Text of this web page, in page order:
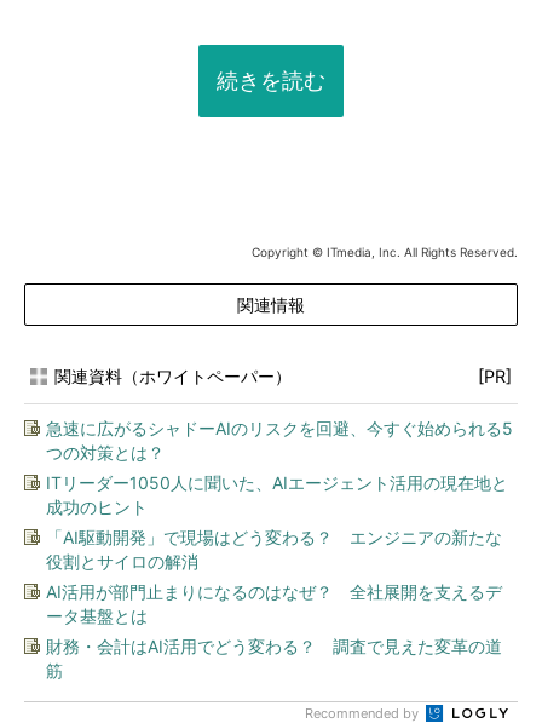
続きを読む
Copyright © ITmedia, Inc. All Rights Reserved.
関連情報
関連資料（ホワイトペーパー） [PR]
急速に広がるシャドーAIのリスクを回避、今すぐ始められる5
つの対策とは？
ITリーダー1050人に聞いた、AIエージェント活用の現在地と
成功のヒント
「AI駆動開発」で現場はどう変わる？ エンジニアの新たな
役割とサイロの解消
AI活用が部門止まりになるのはなぜ？ 全社展開を支えるデ
ータ基盤とは
財務・会計はAI活用でどう変わる？ 調査で見えた変革の道
筋
Recommended by